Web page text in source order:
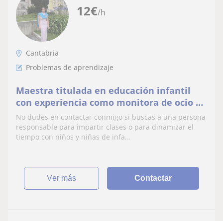
12€/h
Cantabria
Problemas de aprendizaje
Maestra titulada en educación infantil
con experiencia como monitora de ocio y
tiempo libre y clases de refuerzo
educativo.
No dudes en contactar conmigo si buscas a una persona
responsable para impartir clases o para dinamizar el
tiempo con niños y niñas de infa...
ver más Contactar